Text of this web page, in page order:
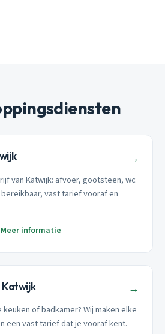
→
van Katwijk: afvoer, gootsteen, wc
vast tarief vooraf en
Meer informatie
→
of badkamer? Wij maken elke
een vast tarief dat je vooraf kent.